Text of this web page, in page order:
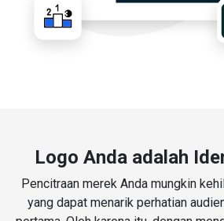
Logo Anda adalah
Pencitraan merek Anda mungkin
yang dapat menarik perhatian